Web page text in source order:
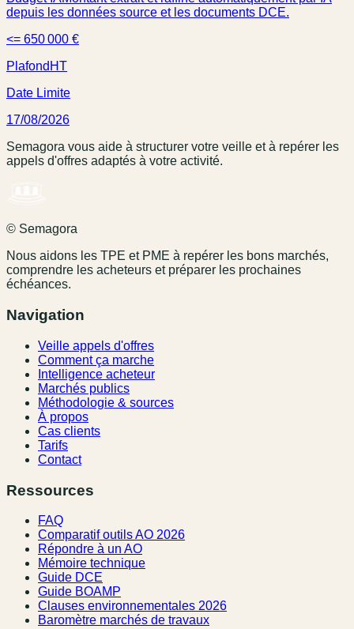
depuis les données source et les documents DCE.
<= 650 000 €
Plafond HT
Date Limite
17/08/2026
Semagora vous aide à structurer votre veille et à repérer les
appels d'offres adaptés à votre activité.
© Semagora
Nous aidons les TPE et PME à repérer les bons marchés,
comprendre les acheteurs et préparer les prochaines
échéances.
Navigation
Veille appels d'offres
Comment ça marche
Intelligence acheteur
Marchés publics
Méthodologie & sources
À propos
Cas clients
Tarifs
Contact
Ressources
FAQ
Comparatif outils AO 2026
Répondre à un AO
Mémoire technique
Guide DCE
Guide BOAMP
Clauses environnementales 2026
Baromètre marchés de travaux